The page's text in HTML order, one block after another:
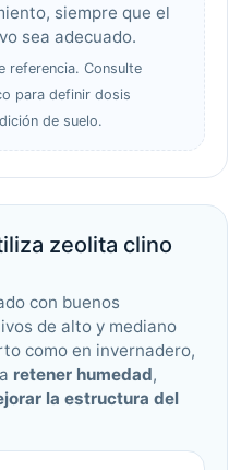
siempre que el
sea adecuado.
referencia. Consulte
para definir dosis
de suelo.
zeolita clino
con buenos
de alto y mediano
como en invernadero,
retener humedad,
la estructura del